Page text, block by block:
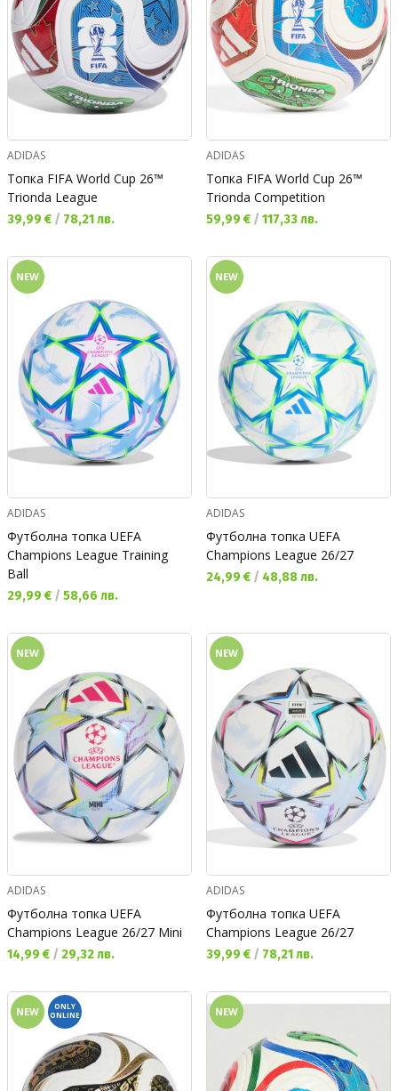
ADIDAS
Топка FIFA World Cup 26™
Trionda League
Текуща цена:
39,99 € / 78,21 лв.
ADIDAS
Топка FIFA World Cup 26™
Trionda Competition
Текуща цена:
59,99 € / 117,33 лв.
NEW
ADIDAS
Футболна топка UEFA
Champions League Training
Ball
Текуща цена:
29,99 € / 58,66 лв.
NEW
ADIDAS
Футболна топка UEFA
Champions League 26/27
Текуща цена:
24,99 € / 48,88 лв.
NEW
ADIDAS
Футболна топка UEFA
Champions League 26/27 Mini
Текуща цена:
14,99 € / 29,32 лв.
NEW
ADIDAS
Футболна топка UEFA
Champions League 26/27
Текуща цена:
39,99 € / 78,21 лв.
NEW
ONLY
ONLINE
NEW